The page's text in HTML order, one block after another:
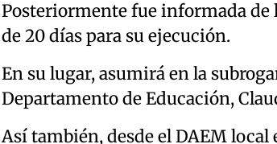
Posteriormente fue informada de
de 20 días para su ejecución.
En su lugar, asumirá en la
Departamento de Educación,
Así también, desde el DAEM